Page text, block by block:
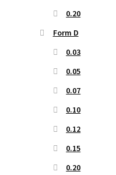
0.20
Form D
0.03
0.05
0.07
0.10
0.12
0.15
0.20